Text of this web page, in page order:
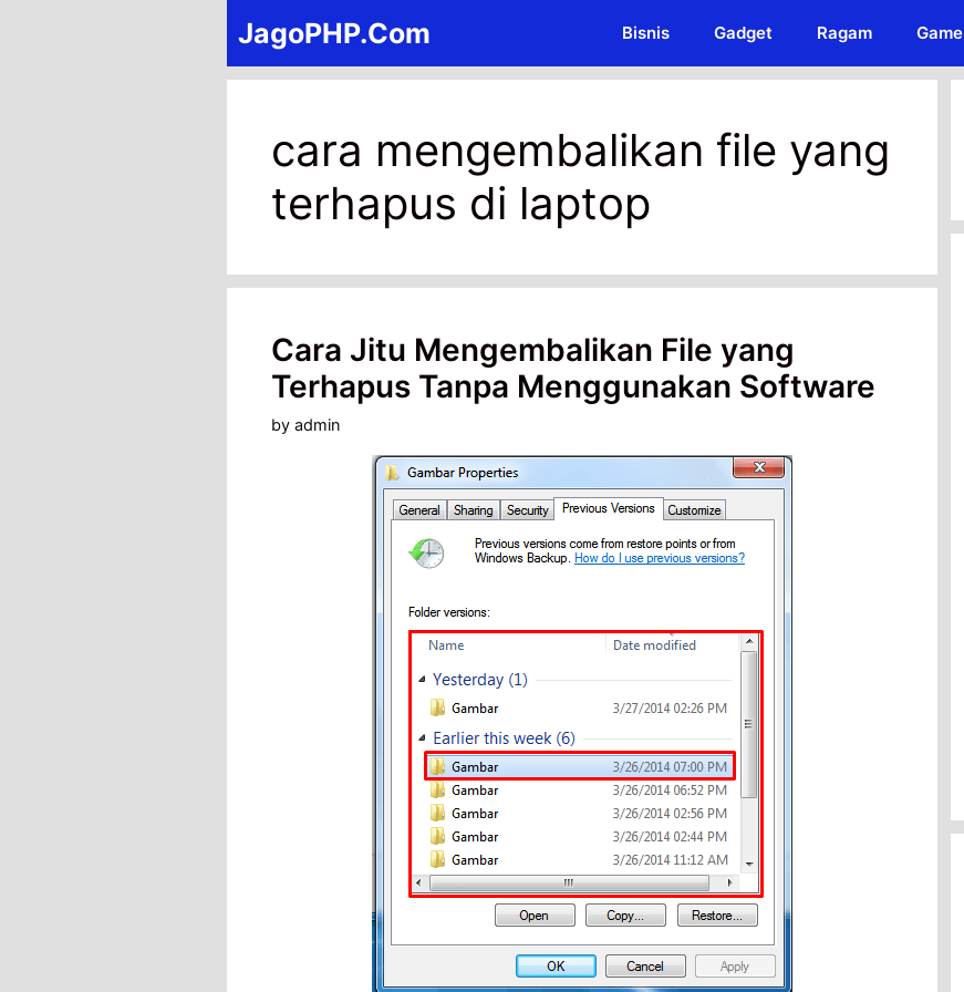
JagoPHP.Com Bisnis Gadget Ragam Game
cara mengembalikan file yang
terhapus di laptop
Cara Jitu Mengembalikan File yang
Terhapus Tanpa Menggunakan Software
by admin